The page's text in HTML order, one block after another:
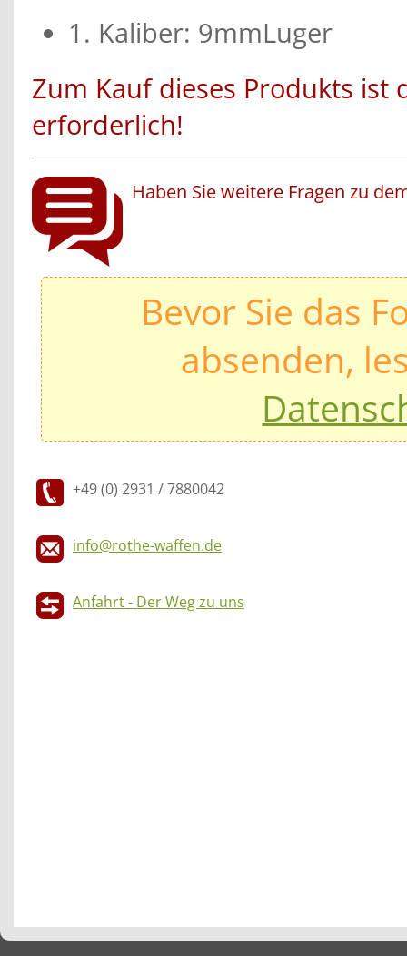
1. Kaliber: 9mmLuger
Zum Kauf dieses Produkts ist
erforderlich!
Haben Sie weitere Fragen zu
Bevor Sie das
absenden,
+49 (0) 2931 / 7880042
info@rothe-waffen.de
Anfahrt - Der Weg zu uns